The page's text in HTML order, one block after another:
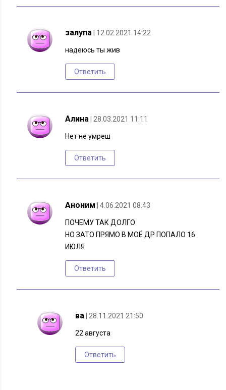
залупа | 12.02.2021 14:22
надеюсь ты жив
Ответить
Алина | 28.03.2021 11:11
Нет не умреш
Ответить
Аноним | 4.06.2021 08:43
ПОЧЕМУ ТАК ДОЛГО
НО ЗАТО ПРЯМО В МОЁ ДР ПОПАЛО 16
ИЮЛЯ
Ответить
ва | 28.11.2021 21:50
22 августа
Ответить